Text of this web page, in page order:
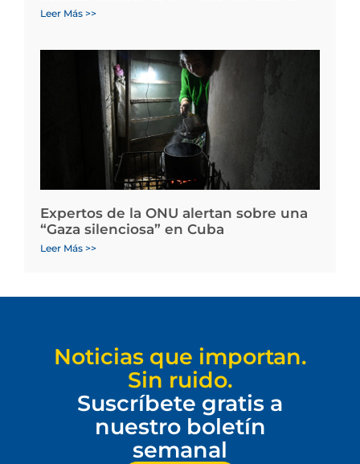
Leer Más >>
Expertos de la ONU alertan sobre una
“Gaza silenciosa” en Cuba
Leer Más >>
Noticias que importan.
Sin ruido.
Suscríbete gratis a
nuestro boletín
semanal